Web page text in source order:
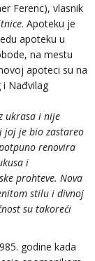
Ferenc), vlasnik
. Apoteku je
apoteku u
na mestu
apoteci su na
i Nađvilag
ukrasa i nije
joj je bio zastareo
renovira
i
prohteve. Nova
stilu i divnoj
su takoreći
godine kada